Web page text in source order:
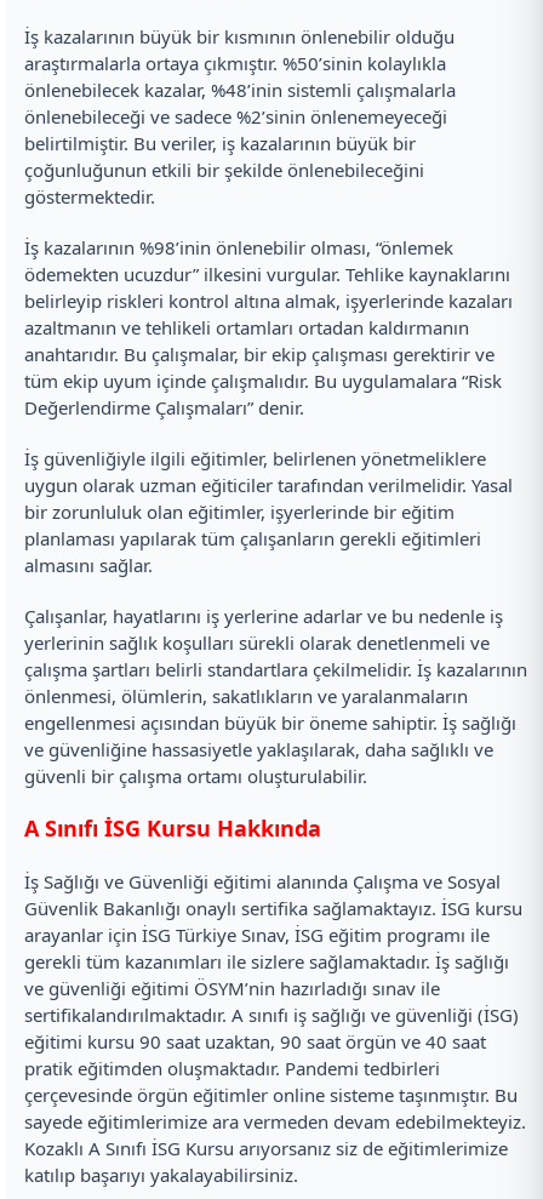
İş kazalarının büyük bir kısmının önlenebilir olduğu
araştırmalarla ortaya çıkmıştır. %50’sinin kolaylıkla
önlenebilecek kazalar, %48’inin sistemli çalışmalarla
önlenebileceği ve sadece %2’sinin önlenemeyeceği
belirtilmiştir. Bu veriler, iş kazalarının büyük bir
çoğunluğunun etkili bir şekilde önlenebileceğini
göstermektedir.
İş kazalarının %98’inin önlenebilir olması, “önlemek
ödemekten ucuzdur” ilkesini vurgular. Tehlike kaynaklarını
belirleyip riskleri kontrol altına almak, işyerlerinde kazaları
azaltmanın ve tehlikeli ortamları ortadan kaldırmanın
anahtarıdır. Bu çalışmalar, bir ekip çalışması gerektirir ve
tüm ekip uyum içinde çalışmalıdır. Bu uygulamalara “Risk
Değerlendirme Çalışmaları” denir.
İş güvenliğiyle ilgili eğitimler, belirlenen yönetmeliklere
uygun olarak uzman eğiticiler tarafından verilmelidir. Yasal
bir zorunluluk olan eğitimler, işyerlerinde bir eğitim
planlaması yapılarak tüm çalışanların gerekli eğitimleri
almasını sağlar.
Çalışanlar, hayatlarını iş yerlerine adarlar ve bu nedenle iş
yerlerinin sağlık koşulları sürekli olarak denetlenmeli ve
çalışma şartları belirli standartlara çekilmelidir. İş kazalarının
önlenmesi, ölümlerin, sakatlıkların ve yaralanmaların
engellenmesi açısından büyük bir öneme sahiptir. İş sağlığı
ve güvenliğine hassasiyetle yaklaşılarak, daha sağlıklı ve
güvenli bir çalışma ortamı oluşturulabilir.
A Sınıfı İSG Kursu Hakkında
İş Sağlığı ve Güvenliği eğitimi alanında Çalışma ve Sosyal
Güvenlik Bakanlığı onaylı sertifika sağlamaktayız. İSG kursu
arayanlar için İSG Türkiye Sınav, İSG eğitim programı ile
gerekli tüm kazanımları ile sizlere sağlamaktadır. İş sağlığı
ve güvenliği eğitimi ÖSYM’nin hazırladığı sınav ile
sertifikalandırılmaktadır. A sınıfı iş sağlığı ve güvenliği (İSG)
eğitimi kursu 90 saat uzaktan, 90 saat örgün ve 40 saat
pratik eğitimden oluşmaktadır. Pandemi tedbirleri
çerçevesinde örgün eğitimler online sisteme taşınmıştır. Bu
sayede eğitimlerimize ara vermeden devam edebilmekteyiz.
Kozaklı A Sınıfı İSG Kursu arıyorsanız siz de eğitimlerimize
katılıp başarıyı yakalayabilirsiniz.